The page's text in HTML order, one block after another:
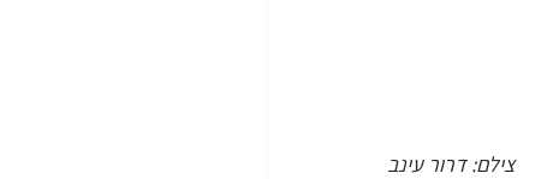
צילם: דרור עינב